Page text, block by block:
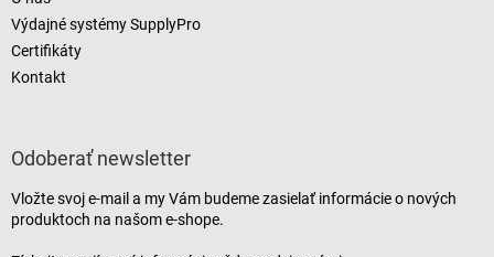
Výdajné systémy SupplyPro
Certifikáty
Kontakt
Odoberať newsletter
Vložte svoj e-mail a my Vám budeme zasielať informácie o nových
produktoch na našom e-shope.